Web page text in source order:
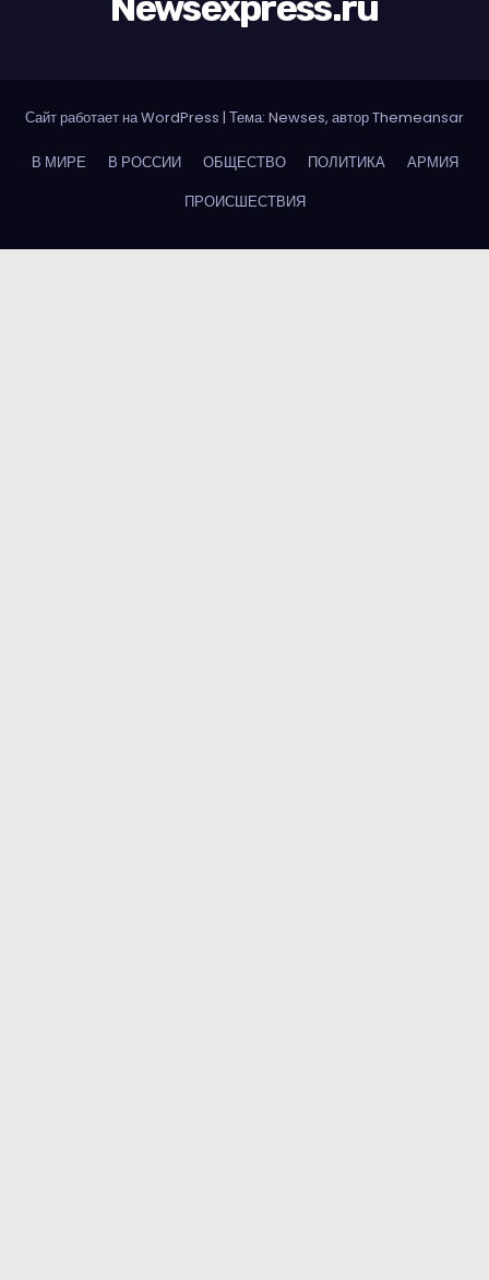
Сайт работает на WordPress | Тема: Newses, авторThemeansar
В МИРЕ В РОССИИ ОБЩЕСТВО ПОЛИТИКА
АРМИЯ
ПРОИСШЕСТВИЯ